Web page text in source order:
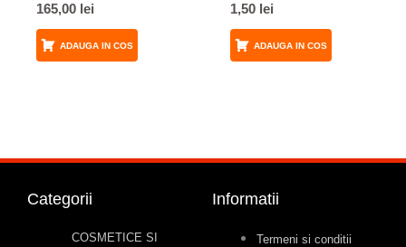
165,00 lei
ADAUGA IN COS
1,50 lei
ADAUGA IN COS
Categorii
COSMETICE SI
Informatii
Termeni si conditii